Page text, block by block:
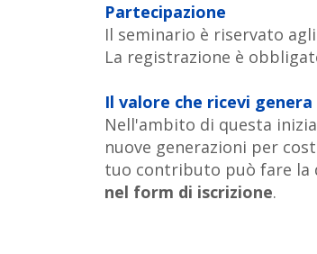
Partecipazione
Il seminario è riservato
La registrazione è
Il valore che ricevi
Nell'ambito di questa
nuove generazioni per
tuo contributo può fare la
nel form di iscrizione.